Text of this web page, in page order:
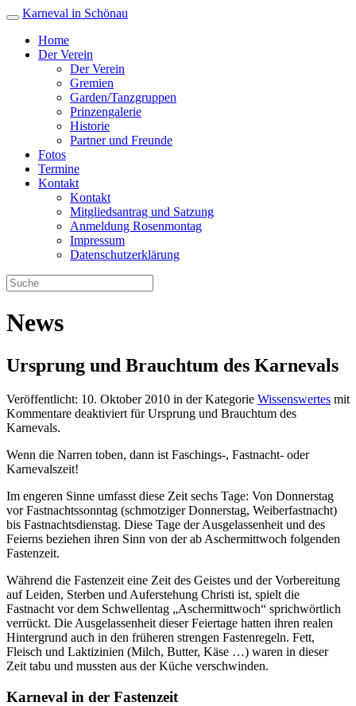
Karneval in Schönau
Home
Der Verein
Der Verein
Gremien
Garden/Tanzgruppen
Prinzengalerie
Historie
Partner und Freunde
Fotos
Termine
Kontakt
Kontakt
Mitgliedsantrag und Satzung
Anmeldung Rosenmontag
Impressum
Datenschutzerklärung
News
Ursprung und Brauchtum des Karnevals
Veröffentlicht: 10. Oktober 2010 in der Kategorie Wissenswertes mit
Kommentare deaktiviert für Ursprung und Brauchtum des
Karnevals.
Wenn die Narren toben, dann ist Faschings-, Fastnacht- oder
Karnevalszeit!
Im engeren Sinne umfasst diese Zeit sechs Tage: Von Donnerstag
vor Fastnachtssonntag (schmotziger Donnerstag, Weiberfastnacht)
bis Fastnachtsdienstag. Diese Tage der Ausgelassenheit und des
Feierns beziehen ihren Sinn von der ab Aschermittwoch folgenden
Fastenzeit.
Während die Fastenzeit eine Zeit des Geistes und der Vorbereitung
auf Leiden, Sterben und Auferstehung Christi ist, spielt die
Fastnacht vor dem Schwellentag „Aschermittwoch“ sprichwörtlich
verrückt. Die Ausgelassenheit dieser Feiertage hatten ihren realen
Hintergrund auch in den früheren strengen Fastenregeln. Fett,
Fleisch und Laktizinien (Milch, Butter, Käse …) waren in dieser
Zeit tabu und mussten aus der Küche verschwinden.
Karneval in der Fastenzeit